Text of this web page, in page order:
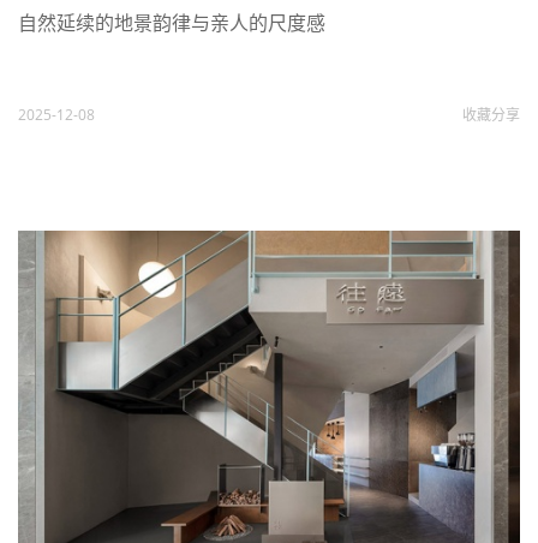
自然延续的地景韵律与亲人的尺度感
2025-12-08 收藏分享